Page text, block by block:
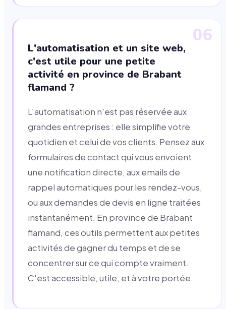
06
L'automatisation et un site web,
c'est utile pour une petite
activité en province de Brabant
flamand ?
L'automatisation n'est pas réservée aux
grandes entreprises : elle simplifie votre
quotidien et celui de vos clients. Pensez aux
formulaires de contact qui vous envoient
une notification directe, aux emails de
rappel automatiques pour les rendez-vous,
ou aux demandes de devis en ligne traitées
instantanément. En province de Brabant
flamand, ces outils permettent aux petites
activités de gagner du temps et de se
concentrer sur ce qui compte vraiment.
C'est accessible, utile, et à votre portée.